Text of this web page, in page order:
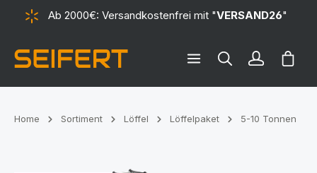
springenAb 2000€: Versandkostenfrei mit "VERSAND26"
Home Sortiment Löffel Löffelpaket 5-10 Tonnen